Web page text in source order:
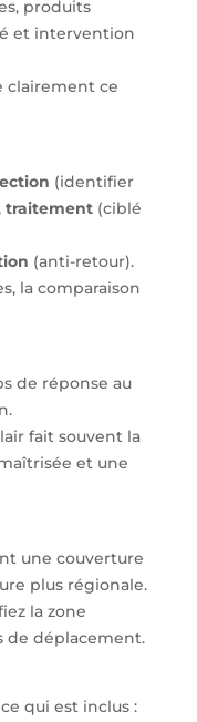
produits
et intervention
clairement ce
(identifier
traitement(ciblé
(anti-retour).
la comparaison
de réponse au
fait souvent la
et une
une couverture
plus régionale.
la zone
de déplacement.
qui est inclus :